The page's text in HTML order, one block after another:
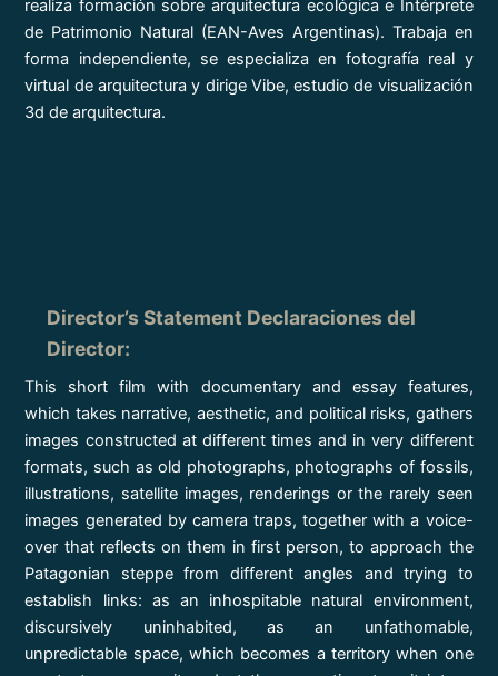
realiza formación sobre arquitectura ecológica e Intérprete
de Patrimonio Natural (EAN-Aves Argentinas). Trabaja en
forma independiente, se especializa en fotografía real y
virtual de arquitectura y dirige Vibe, estudio de visualización
3d de arquitectura.
Director’s Statement Declaraciones del
Director:
This short film with documentary and essay features,
which takes narrative, aesthetic, and political risks, gathers
images constructed at different times and in very different
formats, such as old photographs, photographs of fossils,
illustrations, satellite images, renderings or the rarely seen
images generated by camera traps, together with a voice-
over that reflects on them in first person, to approach the
Patagonian steppe from different angles and trying to
establish links: as an inhospitable natural environment,
discursively uninhabited, as an unfathomable,
unpredictable space, which becomes a territory when one